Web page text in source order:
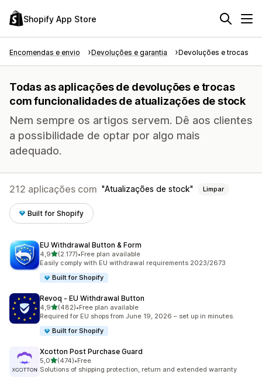
Shopify App Store
Encomendas e envio Devoluções e garantia Devoluções e trocas
Todas as aplicações de devoluções e trocas
com funcionalidades de atualizações de stock
Nem sempre os artigos servem. Dê aos clientes
a possibilidade de optar por algo mais
adequado.
212 aplicações com Atualizações de stock Limpar
Built for Shopify
EU Withdrawal Button & Form
4,9de 5 estrelas
(2.177)
2177 total de avaliações
•Free plan available
Easily comply with EU withdrawal requirements 2023/2673
Built for Shopify
Revoq ‑ EU Withdrawal Button
4,9de 5 estrelas
(482)
482 total de avaliações
•Free plan available
Required for EU shops from June 19, 2026 – set up in minutes.
Built for Shopify
Xcotton Post Purchase Guard
5,0de 5 estrelas
(474)
474 total de avaliações
•Free
Solutions of shipping protection, return and extended warranty